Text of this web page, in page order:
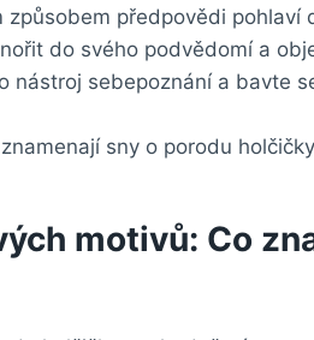
předpovědi‍ pohlaví
do ‌svého‍ podvědomí a
nástroj sebepoznání a bavte
motivů: Co